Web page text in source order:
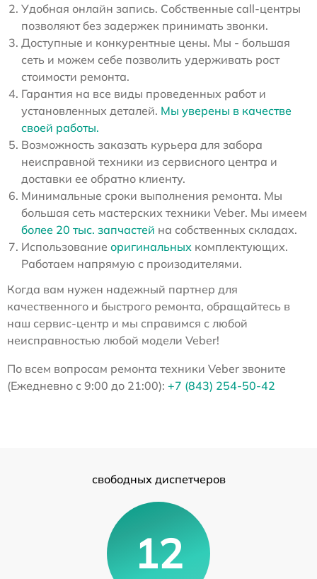
Удобная онлайн запись. Собственные call-центры
позволяют без задержек принимать звонки.
Доступные и конкурентные цены. Мы - большая
сеть и можем себе позволить удерживать рост
стоимости ремонта.
Гарантия на все виды проведенных работ и
установленных деталей. Мы уверены в качестве
своей работы.
Возможность заказать курьера для забора
неисправной техники из сервисного центра и
доставки ее обратно клиенту.
Минимальные сроки выполнения ремонта. Мы
большая сеть мастерских техники Veber. Мы имеем
более 20 тыс. запчастей на собственных складах.
Использование оригинальных комплектующих.
Работаем напрямую с произодителями.
Когда вам нужен надежный партнер для
качественного и быстрого ремонта, обращайтесь в
наш сервис-центр и мы справимся с любой
неисправностью любой модели Veber!
По всем вопросам ремонта техники Veber звоните
(Ежедневно с 9:00 до 21:00): +7 (843) 254-50-42
свободных диспетчеров
12